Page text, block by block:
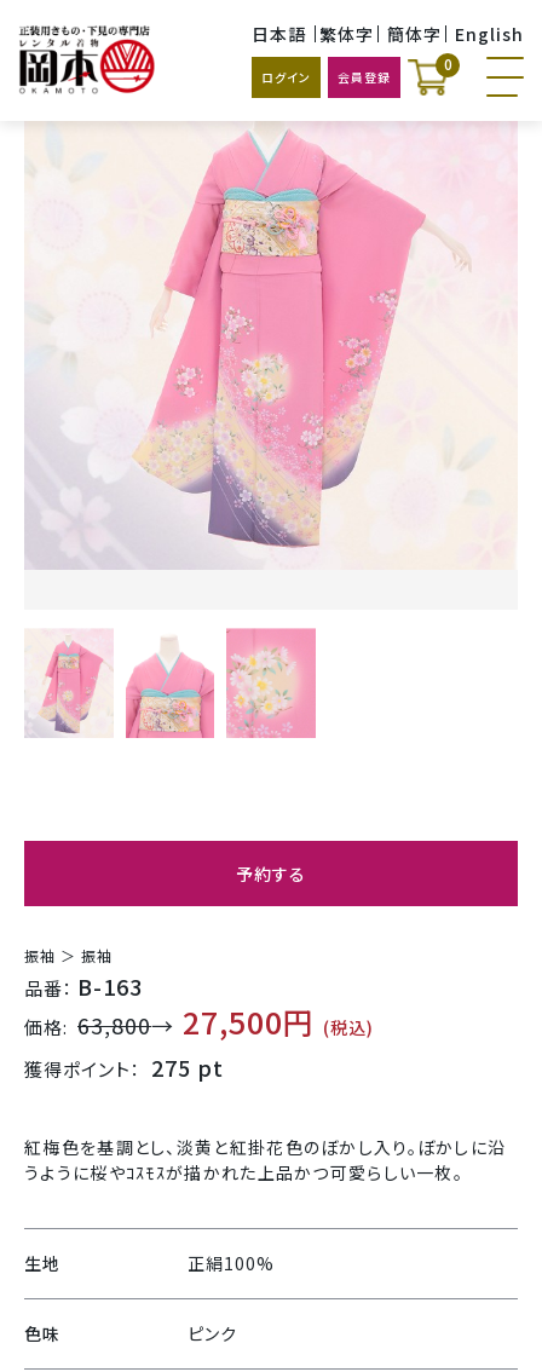
日本語 繁体字 簡体字 English
ログイン 会員登録
0
予約する
振袖 ＞ 振袖
品番： B-163
価格: 63,800→ 27,500円 (税込)
獲得ポイント： 275 pt
紅梅色を基調とし、淡黄と紅掛花色のぼかし入り。ぼかしに沿
うように桜やｺｽﾓｽが描かれた上品かつ可愛らしい一枚。
生地 正絹100%
色味 ピンク